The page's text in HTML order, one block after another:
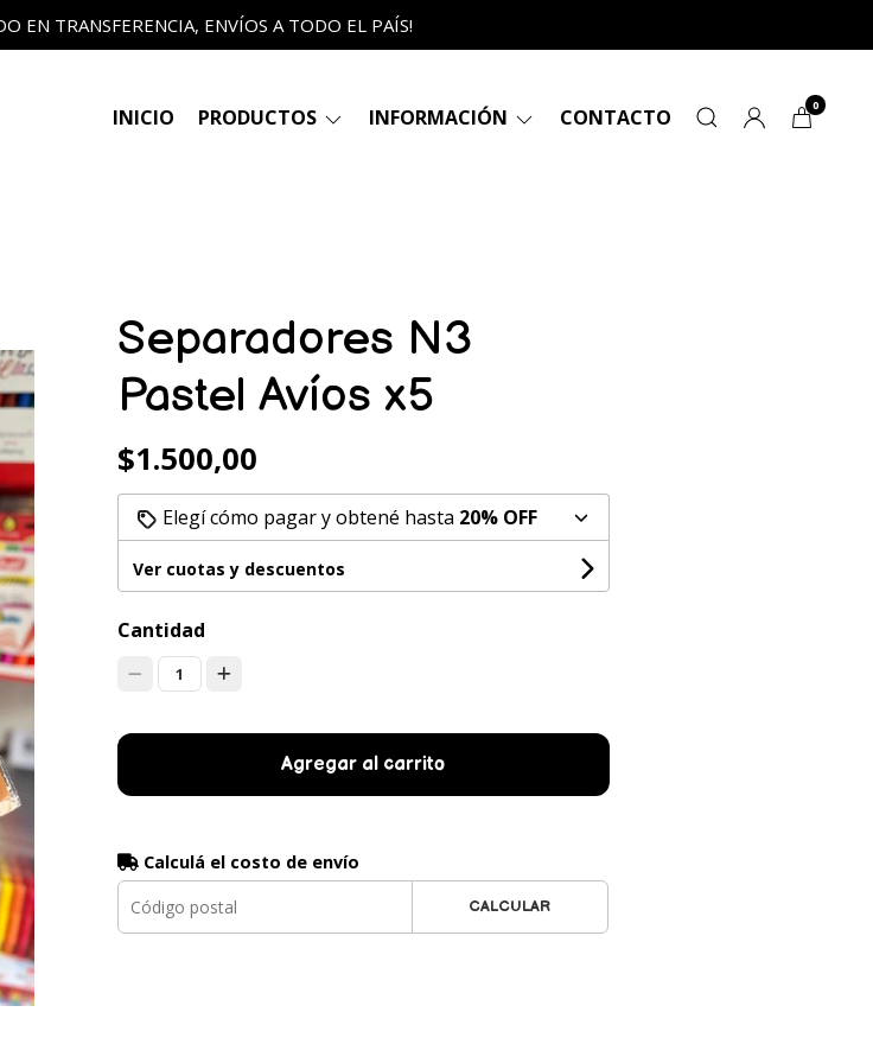
EN TRANSFERENCIA, ENVÍOS A TODO EL PAÍS!
INICIO PRODUCTOS INFORMACIÓN CONTACTO 0
Separadores N3
Pastel Avíos x5
$1.500,00
Elegí cómo pagar y obtené hasta 20% OFF
Ver cuotas y descuentos
Cantidad
1
Agregar al carrito
Calculá el costo de envío
CALCULAR